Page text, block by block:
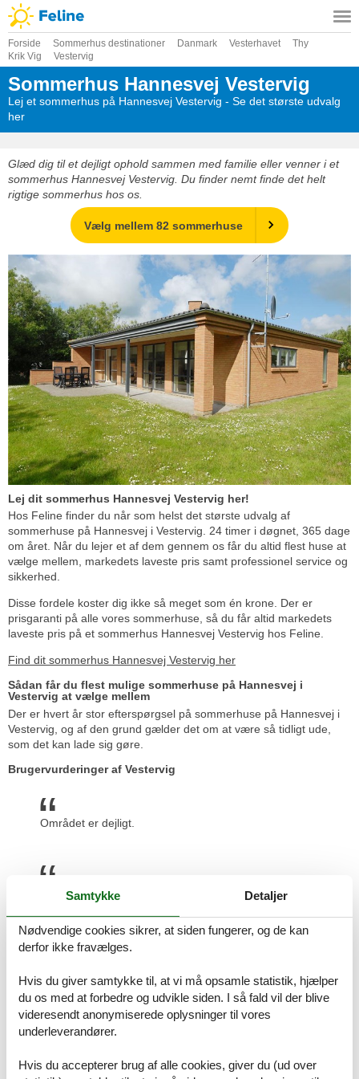
Forside Sommerhus destinationer Danmark Vesterhavet
Thy
Krik Vig
Vestervig
Sommerhus Hannesvej Vestervig
Lej et sommerhus på Hannesvej Vestervig - Se det største udvalg
her
Glæd dig til et dejligt ophold sammen med familie eller venner i et
sommerhus Hannesvej Vestervig. Du finder nemt finde det helt
rigtige sommerhus hos os.
Vælg mellem 82 sommerhuse
Lej dit sommerhus Hannesvej Vestervig her!
Hos Feline finder du når som helst det største udvalg af
sommerhuse på Hannesvej i Vestervig. 24 timer i døgnet, 365 dage
om året. Når du lejer et af dem gennem os får du altid flest huse at
vælge mellem, markedets laveste pris samt professionel service og
sikkerhed.
Disse fordele koster dig ikke så meget som én krone. Der er
prisgaranti på alle vores sommerhuse, så du får altid markedets
laveste pris på et sommerhus Hannesvej Vestervig hos Feline.
Find dit sommerhus Hannesvej Vestervig her
Sådan får du flest mulige sommerhuse på Hannesvej i
Vestervig at vælge mellem
Der er hvert år stor efterspørgsel på sommerhuse på Hannesvej i
Vestervig, og af den grund gælder det om at være så tidligt ude,
som det kan lade sig gøre.
Brugervurderinger af Vestervig
Området er dejligt.
Selv om vi havde regn hver eneste dag, så er det et
skønt naturområde.
Mange muligheder for at gå nogle gode ture. Specielt
med hunde.
Samtykke Detaljer
Nødvendige cookies sikrer, at siden fungerer, og de kan
derfor ikke fravælges.
Hvis du giver samtykke til, at vi må opsamle statistik, hjælper
du os med at forbedre og udvikle siden. I så fald vil der blive
videresendt anonymiserede oplysninger til vores
underleverandører.
Hvis du accepterer brug af alle cookies, giver du (ud over